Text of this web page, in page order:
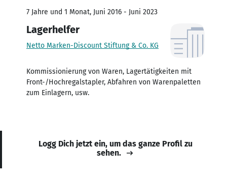
7 Jahre und 1 Monat, Juni 2016 - Juni 2023
Lagerhelfer
Netto Marken-Discount Stiftung & Co. KG
Kommissionierung von Waren, Lagertätigkeiten mit
Front-/Hochregalstapler, Abfahren von Warenpaletten
zum Einlagern, usw.
Logg Dich jetzt ein, um das ganze Profil zu
sehen.